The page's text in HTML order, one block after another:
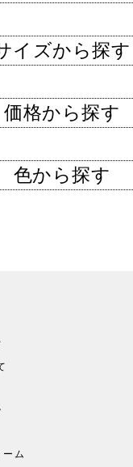
イズから探す
価格から探す
色から探す
ム